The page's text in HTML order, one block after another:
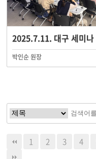
2025.7.11. 대구 세미나
박인순 원장
1 2 3 4